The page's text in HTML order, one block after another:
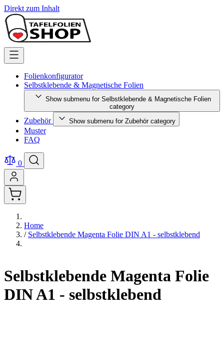
Direkt zum Inhalt
Folienkonfigurator
Selbstklebende & Magnetische Folien
Show submenu for Selbstklebende & Magnetische Folien
category
Zubehör Show submenu for Zubehör category
Muster
FAQ
0
Home
/ Selbstklebende Magenta Folie DIN A1 - selbstklebend
Selbstklebende Magenta Folie
DIN A1 - selbstklebend